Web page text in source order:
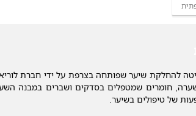
להחלקת שיער שפותחה בצרפת על ידי חברת
חומרים שמטפלים בסדקים ושברים במבנה
של טיפולים בשיער.